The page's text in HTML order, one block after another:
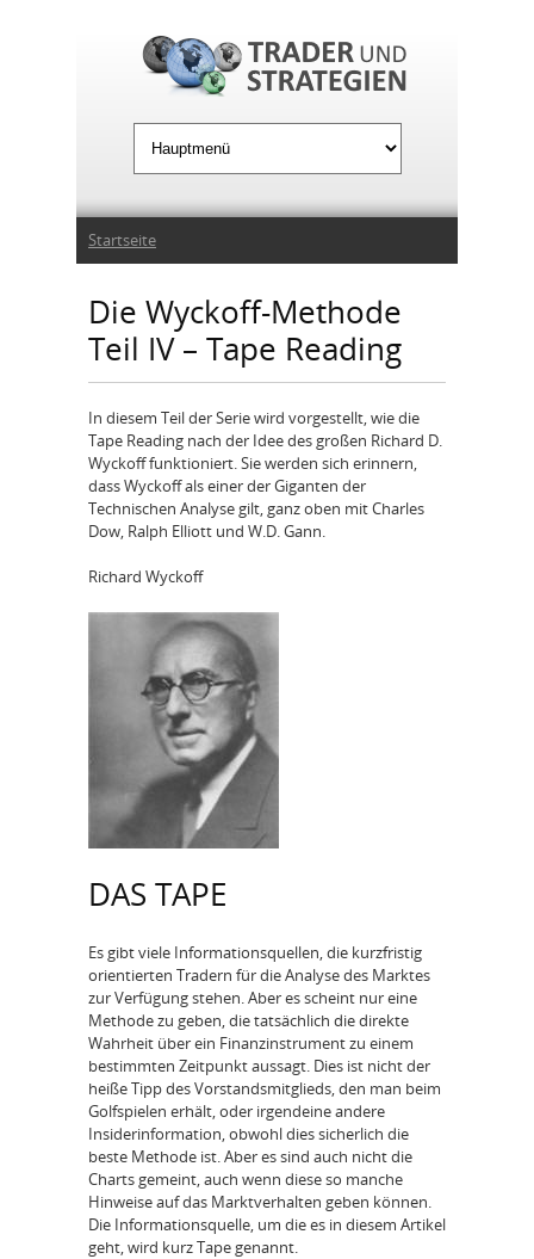
Sie sind hier
Startseite
Die Wyckoff-Methode
Teil IV – Tape Reading
In diesem Teil der Serie wird vorgestellt, wie die
Tape Reading nach der Idee des großen Richard D.
Wyckoff funktioniert. Sie werden sich erinnern,
dass Wyckoff als einer der Giganten der
Technischen Analyse gilt, ganz oben mit Charles
Dow, Ralph Elliott und W.D. Gann.
Richard Wyckoff
DAS TAPE
Es gibt viele Informationsquellen, die kurzfristig
orientierten Tradern für die Analyse des Marktes
zur Verfügung stehen. Aber es scheint nur eine
Methode zu geben, die tatsächlich die direkte
Wahrheit über ein Finanzinstrument zu einem
bestimmten Zeitpunkt aussagt. Dies ist nicht der
heiße Tipp des Vorstandsmitglieds, den man beim
Golfspielen erhält, oder irgendeine andere
Insiderinformation, obwohl dies sicherlich die
beste Methode ist. Aber es sind auch nicht die
Charts gemeint, auch wenn diese so manche
Hinweise auf das Marktverhalten geben können.
Die Informationsquelle, um die es in diesem Artikel
geht, wird kurz Tape genannt.